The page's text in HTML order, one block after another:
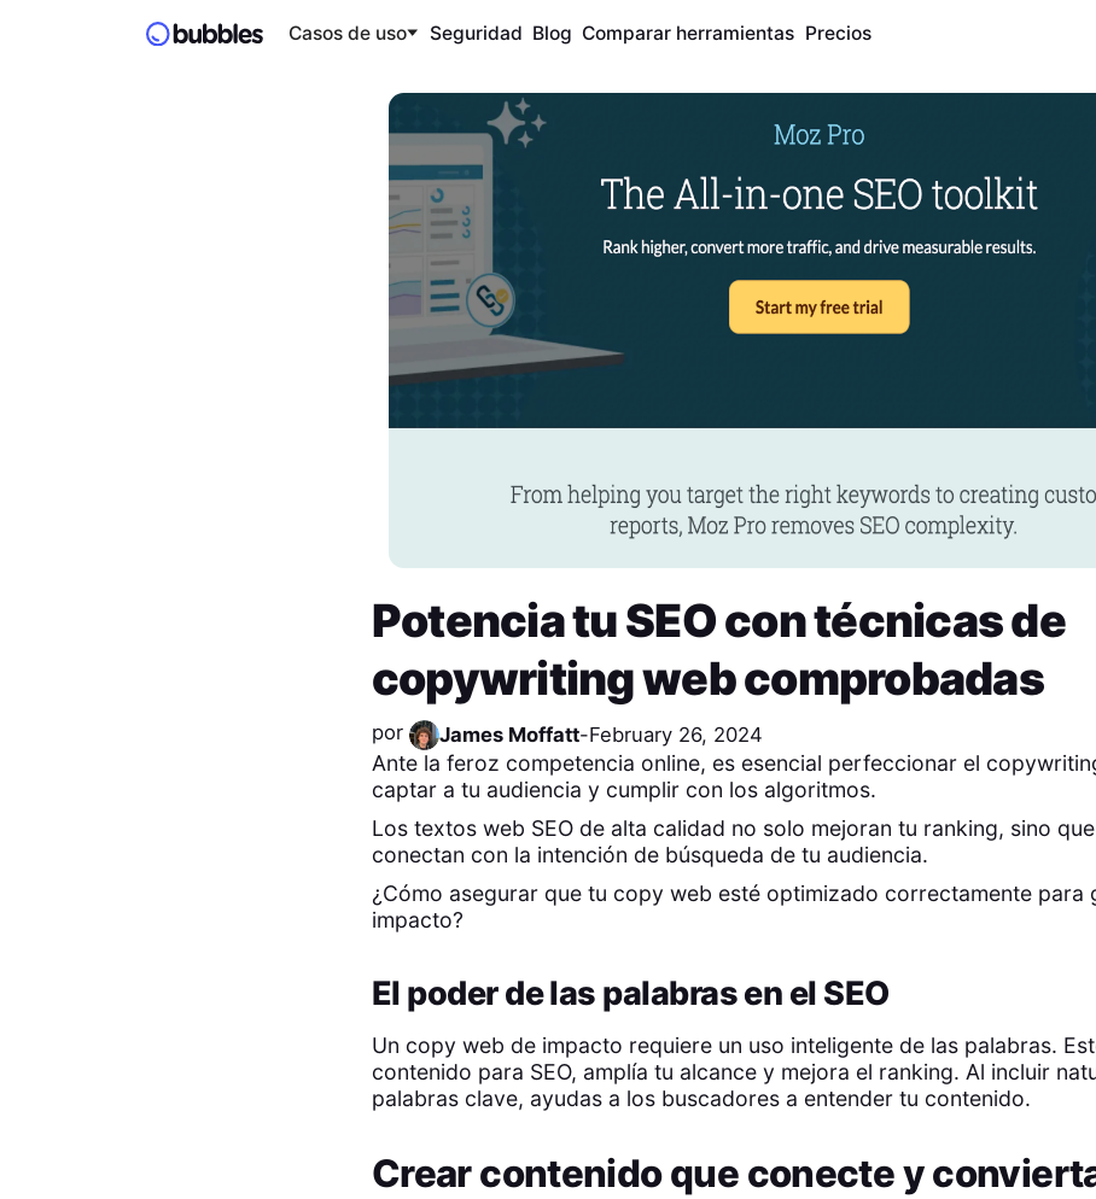
Casos de uso Seguridad Blog Comparar herramientas Precios
Potencia tu SEO con técnicas de
copywriting web comprobadas
por James Moffatt-February 26, 2024
Ante la feroz competencia online, es esencial perfeccionar el
captar a tu audiencia y cumplir con los algoritmos.
Los textos web SEO de alta calidad no solo mejoran tu ranking, sino
conectan con la intención de búsqueda de tu audiencia.
¿Cómo asegurar que tu copy web esté optimizado correctamente para
impacto?
El poder de las palabras en el SEO
Un copy web de impacto requiere un uso inteligente de las palabras.
contenido para SEO, amplía tu alcance y mejora el ranking. Al incluir
palabras clave, ayudas a los buscadores a entender tu contenido.
Crear contenido que conecte y